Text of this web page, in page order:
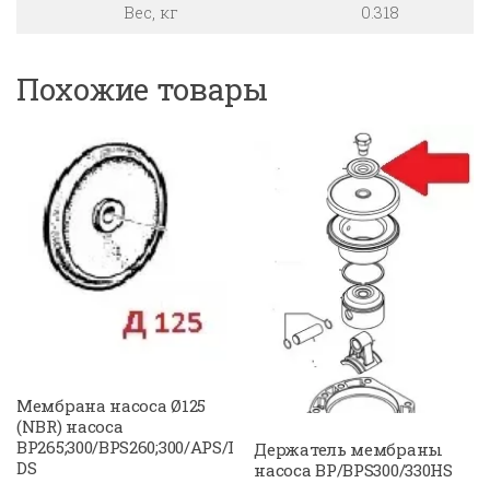
Вес, кг
0.318
Похожие товары
Мембрана насоса Ø125
(NBR) насоса
BP265;300/BPS260;300/APS/I
DS
Держатель мембраны
насоса BP/BPS300/330HS